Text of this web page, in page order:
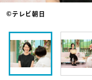
©テレビ朝日